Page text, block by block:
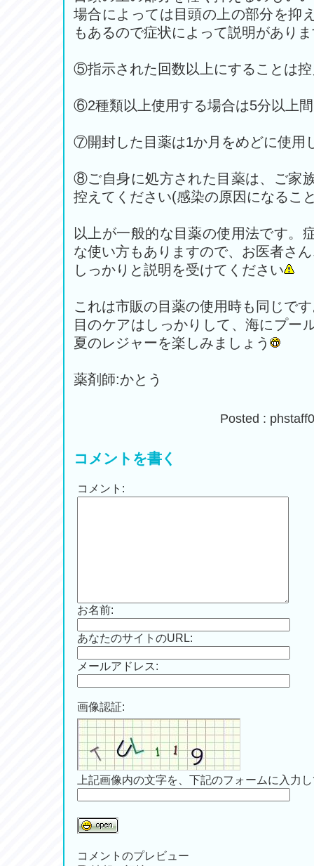
場合によっては目頭の上の部分を抑
もあるので症状によって説明があり
⑤指示された回数以上にすることは
⑥2種類以上使用する場合は5分以上
⑦開封した目薬は1か月をめどに使用
⑧ご自身に処方された目薬は、ご家
控えてください(感染の原因になるこ
以上が一般的な目薬の使用法です。
な使い方もありますので、お医者さ
しっかりと説明を受けてください
これは市販の目薬の使用時も同じで
目のケアはしっかりして、海にプー
夏のレジャーを楽しみましょう
薬剤師:かとう
Posted :
コメントを書く
コメント:
お名前:
あなたのサイトのURL:
メールアドレス:
画像認証:
上記画像内の文字を、下記のフォームに入力
コメントのプレビュー